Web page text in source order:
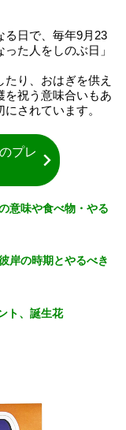
る日で、毎年9月23
た人をしのぶ日」
り、おはぎを供え
を祝う意味合いもあ
されています。
プレ
意味や食べ物・やる
岸の時期とやるべき
ト、誕生花